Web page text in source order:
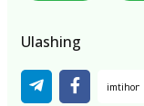
Ulashing